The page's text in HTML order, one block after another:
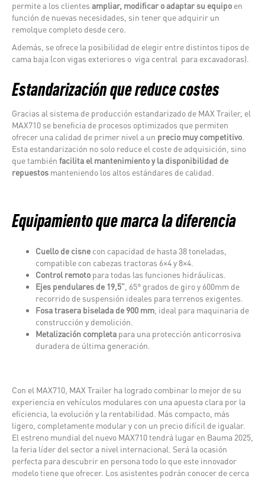
permite a los clientes ampliar, modificar o adaptar su equipo en
función de nuevas necesidades, sin tener que adquirir un
remolque completo desde cero.
Además, se ofrece la posibilidad de elegir entre distintos tipos de
cama baja (con vigas exteriores o viga central para excavadoras).
Estandarización que reduce costes
Gracias al sistema de producción estandarizado de MAX Trailer, el
MAX710 se beneficia de procesos optimizados que permiten
ofrecer una calidad de primer nivel a un precio muy competitivo
Esta estandarización no solo reduce el coste de adquisición, sino
que también facilita el mantenimiento y la disponibilidad de
repuestos manteniendo los altos estándares de calidad.
Equipamiento que marca la diferencia
Cuello de cisne con capacidad de hasta 38 toneladas,
compatible con cabezas tractoras 6×4 y 8×4.
Control remoto para todas las funciones hidráulicas.
Ejes pendulares de 19,5” , 65° grados de giro y 600mm de
recorrido de suspensión ideales para terrenos exigentes.
Fosa trasera biselada de 900 mm , ideal para maquinaria de
construcción y demolición.
Metalización completa para una protección anticorrosiva
duradera de última generación.
Con el MAX710, MAX Trailer ha logrado combinar lo mejor de su
experiencia en vehículos modulares con una apuesta clara por la
eficiencia, la evolución y la rentabilidad. Más compacto, más
ligero, completamente modular y con un precio difícil de igualar.
El estreno mundial del nuevo MAX710 tendrá lugar en Bauma 2025,
la feria líder del sector a nivel internacional. Será la ocasión
perfecta para descubrir en persona todo lo que este innovador
modelo tiene que ofrecer. Los asistentes podrán conocer de cerca